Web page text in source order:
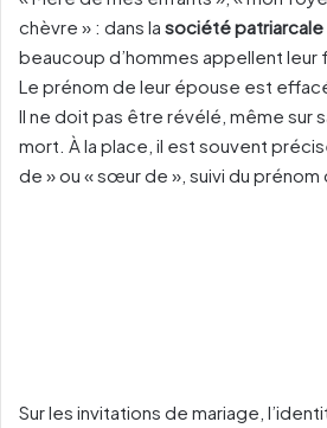
chèvre » : dans la société patriarcale
beaucoup d’hommes appellent leur
Le prénom de leur épouse est
Il ne doit pas être révélé, même sur
mort. À la place, il est souvent
de » ou « sœur de », suivi du prénom
Sur les invitations de mariage,